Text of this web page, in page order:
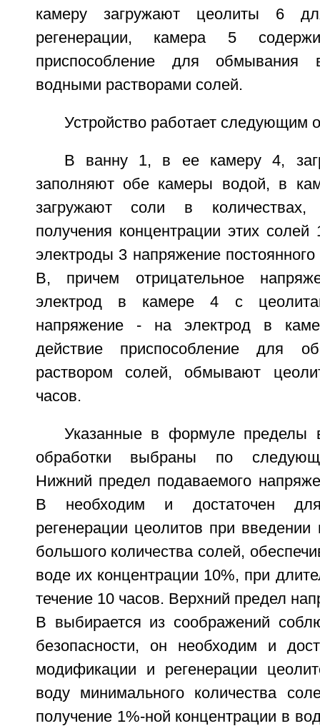
камеру загружают цеолиты 6
регенерации, камера 5
приспособление для обмывания
водными растворами солей.
Устройство работает следующим
В ванну 1, в ее камеру 4,
заполняют обе камеры водой, в
загружают соли в
получения концентрации этих
электроды 3 напряжение
В, причем отрицательное
электрод в камере 4 с
напряжение - на электрод в
действие приспособление для
раствором солей, обмывают
часов.
Указанные в формуле пределы
обработки выбраны по
Нижний предел подаваемого
В необходим и достаточен
регенерации цеолитов при
большого количества солей,
воде их концентрации 10%, при
течение 10 часов. Верхний предел
В выбирается из соображений
безопасности, он необходим и
модификации и регенерации
воду минимального количества
получение 1%-ной концентрации в